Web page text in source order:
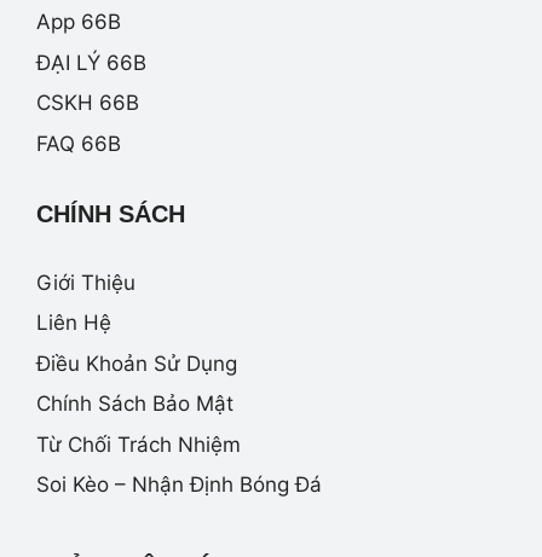
App 66B
ĐẠI LÝ 66B
CSKH 66B
FAQ 66B
CHÍNH SÁCH
Giới Thiệu
Liên Hệ
Điều Khoản Sử Dụng
Chính Sách Bảo Mật
Từ Chối Trách Nhiệm
Soi Kèo – Nhận Định Bóng Đá